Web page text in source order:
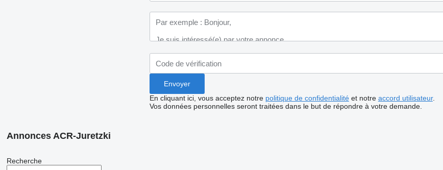
En cliquant ici, vous acceptez notre politique de confidentialitéet notre accord utilisateur.
Vos données personnelles seront traitées dans le but de répondre à votre demande.
Annonces ACR-Juretzki
Recherche